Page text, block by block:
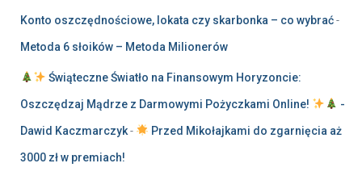
Konto oszczędnościowe, lokata czy skarbonka – co wybrać-
Metoda 6 słoików – Metoda Milionerów
Świąteczne Światło na Finansowym Horyzoncie:
Oszczędzaj Mądrze z Darmowymi Pożyczkami Online! -
Dawid Kaczmarczyk- Przed Mikołajkami do zgarnięcia aż
3000 zł w premiach!